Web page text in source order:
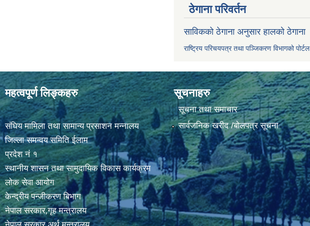
ठेगाना परिवर्तन
साविकको ठेगाना अनुसार हालको ठेगाना
राष्ट्रिय परिचयपत्र तथा पञ्जिकरण विभागको पोर्टल
महत्वपूर्ण लिङ्कहरु
संघिय मामिला तथा सामान्य प्रसाशन मन्नालय
जिल्ला समन्वय समिति ईलाम
प्रदेश नं १
स्थानीय शासन तथा सामुदायिक विकास कार्यक्रम
लोक सेवा आयोग
केन्द्रीय पन्जीकरण बिभाग
नेपाल सरकार,गृह मन्त्रालय
सूचनाहरु
सूचना तथा समाचार
सार्वजनिक खरीद /बोलपत्र सूचना